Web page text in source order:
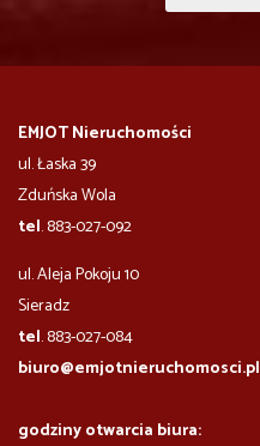
EMJOT Nieruchomości
ul. Łaska 39
Zduńska Wola
tel. 883-027-092
ul. Aleja Pokoju 10
​​​​​Sieradz
tel. 883-027-084
biuro@emjotnieruchomosci.pl
godziny otwarcia biura: